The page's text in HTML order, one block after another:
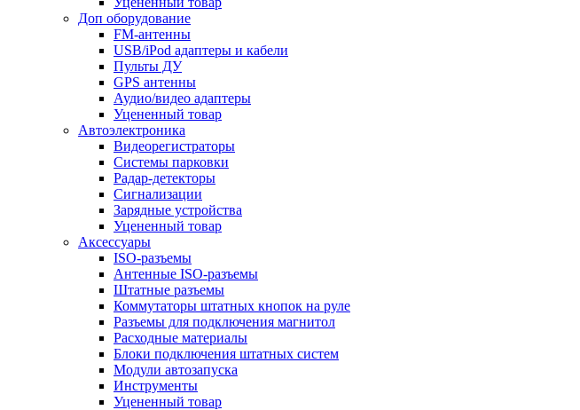
Доп оборудование
FM-антенны
USB/iPod адаптеры и кабели
Пульты ДУ
GPS антенны
Аудио/видео адаптеры
Уцененный товар
Автоэлектроника
Видеорегистраторы
Системы парковки
Радар-детекторы
Сигнализации
Зарядные устройства
Уцененный товар
Аксессуары
ISO-разъемы
Антенные ISO-разъемы
Штатные разъемы
Коммутаторы штатных кнопок на руле
Разъемы для подключения магнитол
Расходные материалы
Блоки подключения штатных систем
Модули автозапуска
Инструменты
Уцененный товар